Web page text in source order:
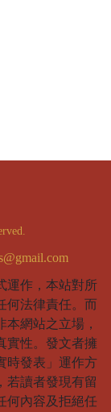
運作，本站對所
何法律責任。而
網站之立場，
實性。發文者擁
時發表」運作方
若讀者發現有留
何內容及拒絕任